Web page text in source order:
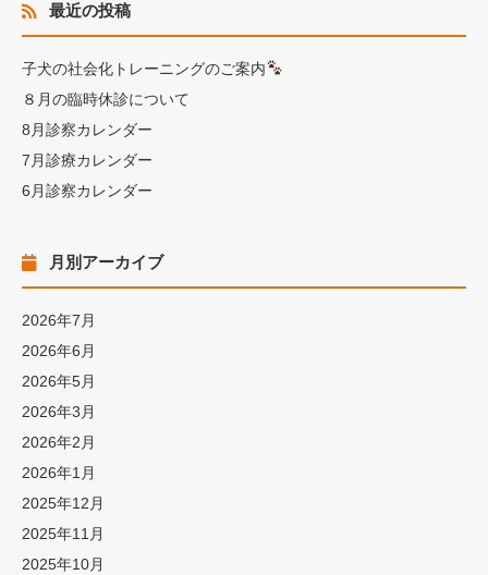
最近の投稿
子犬の社会化トレーニングのご案内
８月の臨時休診について
8月診察カレンダー
7月診療カレンダー
6月診察カレンダー
月別アーカイブ
2026年7月
2026年6月
2026年5月
2026年3月
2026年2月
2026年1月
2025年12月
2025年11月
2025年10月